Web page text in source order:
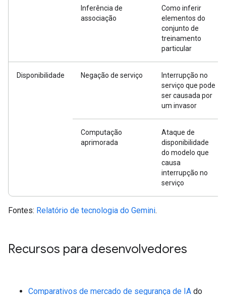
Inferência de
associação
Como inferir
elementos do
conjunto de
treinamento
particular
Disponibilidade Negação de serviço
Interrupção no
serviço que pode
ser causada por
um invasor
Computação
aprimorada
Ataque de
disponibilidade
do modelo que
causa
interrupção no
serviço
Fontes: Relatório de tecnologia do Gemini.
Recursos para desenvolvedores
Comparativos de mercado de segurança de IA do